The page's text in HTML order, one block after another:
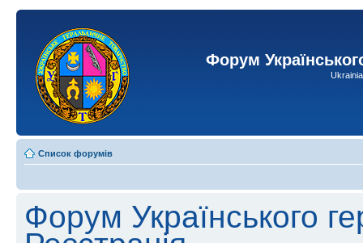
Форум
Список форумів
Форум Українського